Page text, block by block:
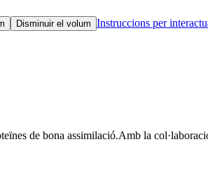
Disminuir el volum Instruccions per
de bona assimilació.Amb la